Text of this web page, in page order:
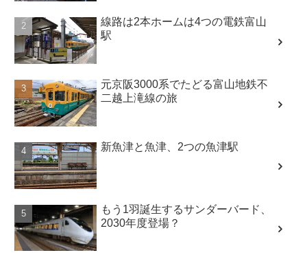
線路は2本ホームは4つの電鉄富山
駅
元京阪3000系でたどる富山地鉄不
二越上滝線の旅
新魚津と魚津、2つの魚津駅
もう1羽誕生するサンダーバード、
2030年度登場？